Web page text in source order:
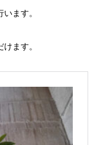
ます。
ます。